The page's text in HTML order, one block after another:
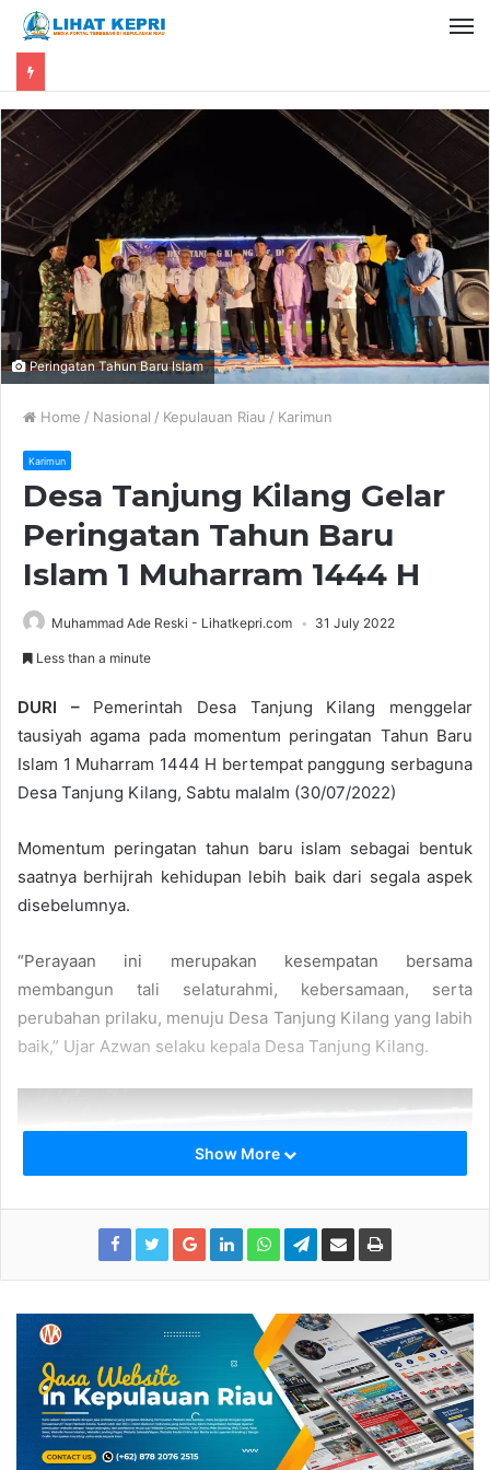
Peringatan Tahun Baru Islam
Home / Nasional / Kepulauan Riau / Karimun
Karimun
Desa Tanjung Kilang Gelar
Peringatan Tahun Baru
Islam 1 Muharram 1444 H
Muhammad Ade Reski - Lihatkepri.com 31 July 2022
Less than a minute
DURI – Pemerintah Desa Tanjung Kilang menggelar
tausiyah agama pada momentum peringatan Tahun Baru
Islam 1 Muharram 1444 H bertempat panggung serbaguna
Desa Tanjung Kilang, Sabtu malalm (30/07/2022)
Momentum peringatan tahun baru islam sebagai bentuk
saatnya berhijrah kehidupan lebih baik dari segala aspek
disebelumnya.
“Perayaan ini merupakan kesempatan bersama
membangun tali selaturahmi, kebersamaan, serta
perubahan prilaku, menuju Desa Tanjung Kilang yang labih
baik,” Ujar Azwan selaku kepala Desa Tanjung Kilang.
Tausiyah Agama Oleh H.Baginda Malim Siregar.
Dalam sambutannya Muhamad Azwan tak lupa
menyampaikan ucapan kepada tetamu undangan yang
sudah meluangkan waktu berhadir dan juga masyarakat
Show More